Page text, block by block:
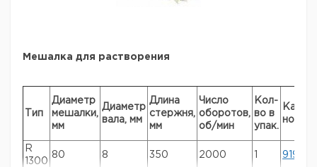
Мешалка для растворения
Тип
Диаметр
мешалки,
мм
Диаметр
вала, мм
Длина
стержня,
мм
Число
оборотов,
об/мин
Кол-
во в
упак.
Кат.
номер
R
1300
80 8 350 2000